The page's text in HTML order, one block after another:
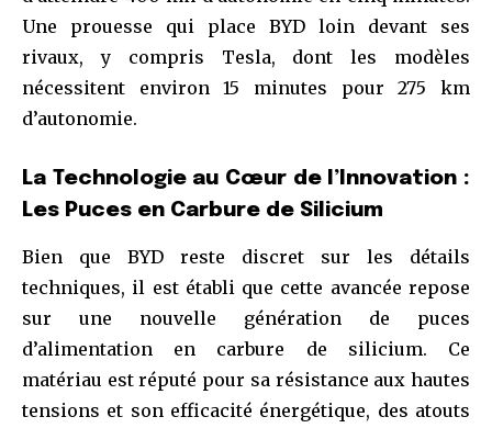
Une prouesse qui place BYD loin devant ses
rivaux, y compris Tesla, dont les modèles
nécessitent environ 15 minutes pour 275 km
d’autonomie.
La Technologie au Cœur de l’Innovation :
Les Puces en Carbure de Silicium
Bien que BYD reste discret sur les détails
techniques, il est établi que cette avancée repose
sur une nouvelle génération de puces
d’alimentation en carbure de silicium. Ce
matériau est réputé pour sa résistance aux hautes
tensions et son efficacité énergétique, des atouts